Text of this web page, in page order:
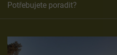
Potřebujete poradit?